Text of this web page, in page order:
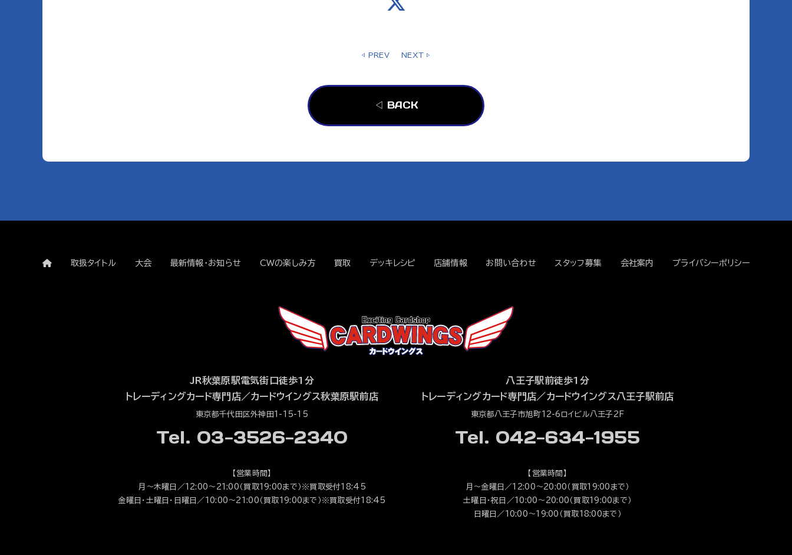
◁ PREV NEXT ▷
◁ BACK
取扱タイトル 大会 最新情報・お知らせ CWの楽しみ方 買取 デッキレシピ 店舗情報 お問い合わせ スタッフ募集 会社案内 プライバシーポリシー
JR秋葉原駅電気街口徒歩1分
トレーディングカード専門店／カードウイングス秋葉原駅前店
東京都千代田区外神田1-15-15
Tel. 03-3526-2340
【営業時間】
月～木曜日／12:00～21:00（買取19:00まで）※買取受付18:45
金曜日・土曜日・日曜日／10:00～21:00（買取19:00まで）※買取受付18:45
八王子駅前徒歩1分
トレーディングカード専門店／カードウイングス八王子駅前店
東京都八王子市旭町12-6ロイビル八王子2F
Tel. 042-634-1955
【営業時間】
月～金曜日／12:00～20:00（買取19:00まで）
土曜日・祝日／10:00～20:00（買取19:00まで）
日曜日／10:00～19:00（買取18:00まで）